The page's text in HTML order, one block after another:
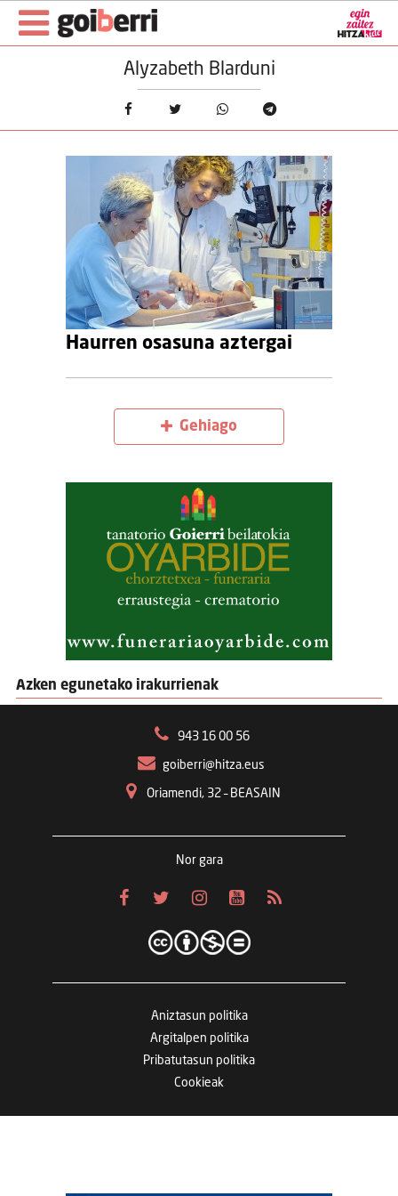
Alyzabeth Blarduni
Haurren osasuna aztergai
Gehiago
Azken egunetako irakurrienak
943 16 00 56
goiberri@hitza.eus
Oriamendi, 32 – BEASAIN
Nor gara
Aniztasun politika
Argitalpen politika
Pribatutasun politika
Cookieak